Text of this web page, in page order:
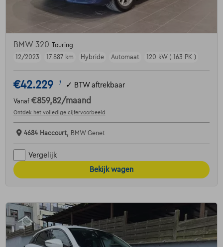
BMW 320
Touring
12/2023
17.887 km Hybride Automaat 120 kW ( 163 PK )
€42.229 1 ✓ BTW aftrekbaar
Vanaf €859,82/maand
Ontdek het volledige cijfervoorbeeld
4684 Haccourt, BMW Genet
Vergelijk
Bekijk wagen